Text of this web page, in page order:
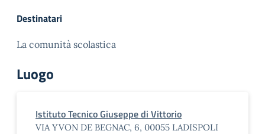
Destinatari
La comunità scolastica
Luogo
Istituto Tecnico Giuseppe di Vittorio
VIA YVON DE BEGNAC, 6, 00055 LADISPOLI